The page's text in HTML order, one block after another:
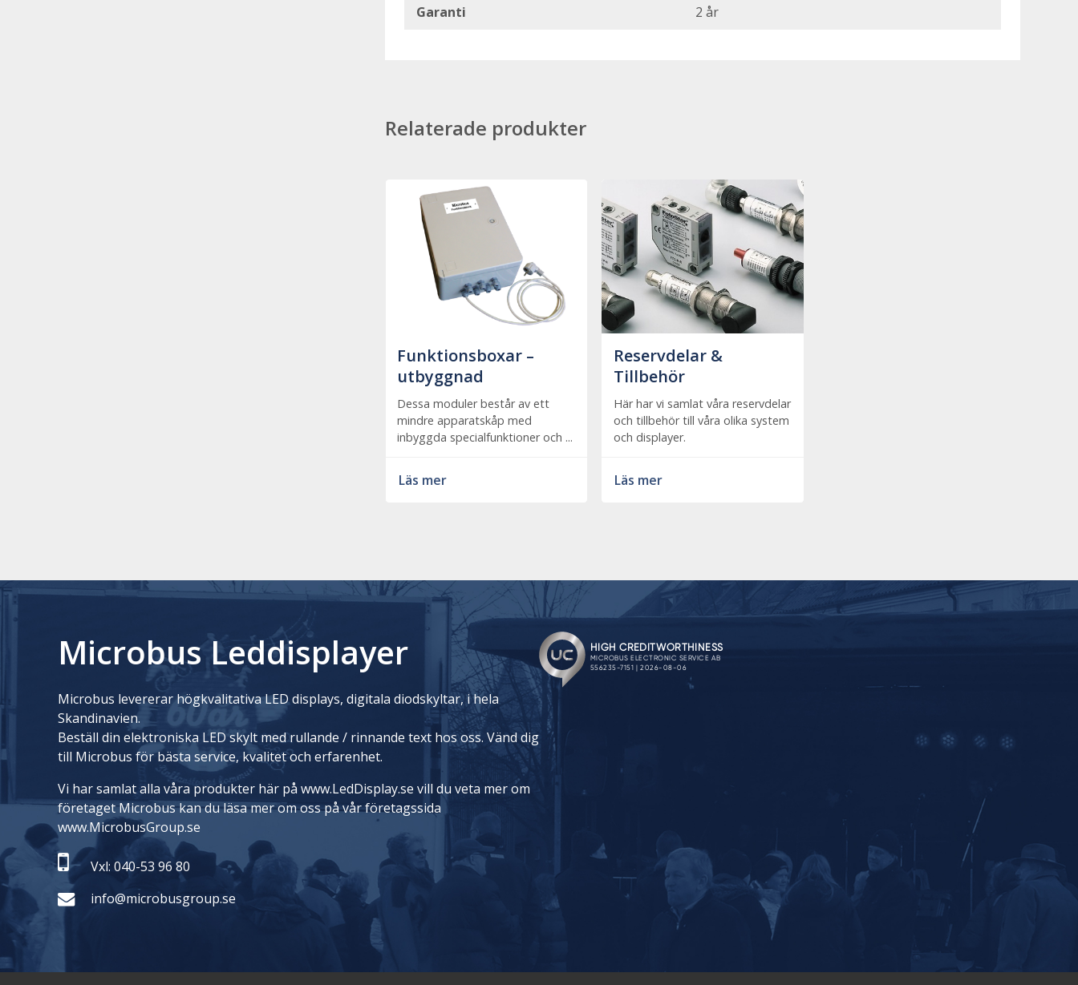
Garanti 2 år
Relaterade produkter
Funktionsboxar –
utbyggnad
Dessa moduler består av ett
mindre apparatskåp med
inbyggda specialfunktioner och ...
Läs mer
Reservdelar &
Tillbehör
Här har vi samlat våra reservdelar
och tillbehör till våra olika system
och displayer.
Läs mer
Microbus Leddisplayer
Microbus levererar högkvalitativa LED displays, digitala diodskyltar, i hela
Skandinavien.
Beställ din elektroniska LED skylt med rullande / rinnande text hos oss. Vänd dig
till Microbus för bästa service, kvalitet och erfarenhet.
Vi har samlat alla våra produkter här på www.LedDisplay.se vill du veta mer om
företaget Microbus kan du läsa mer om oss på vår företagssida
www.MicrobusGroup.se
Vxl: 040-53 96 80
info@microbusgroup.se